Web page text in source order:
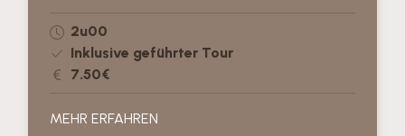
2u00
Inklusive geführter Tour
7.50€
MEHR ERFAHREN